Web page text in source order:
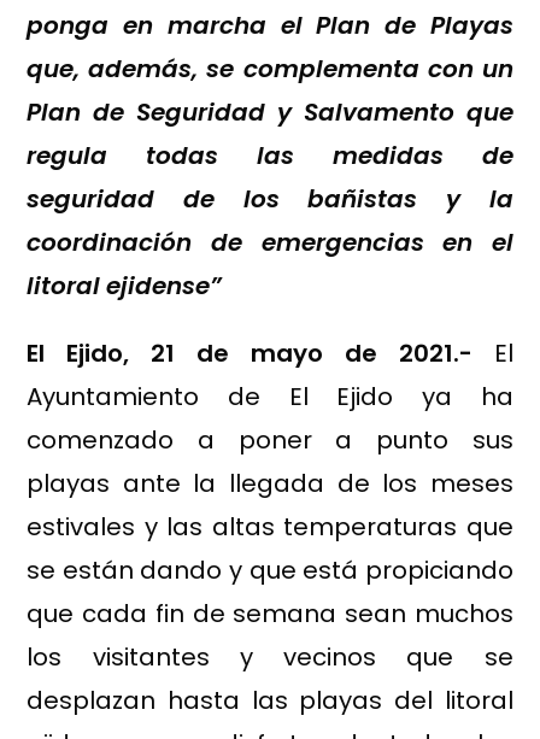
ponga en marcha el Plan de Playas
que, además, se complementa con un
Plan de Seguridad y Salvamento que
regula todas las medidas de
seguridad de los bañistas y la
coordinación de emergencias en el
litoral ejidense”
El Ejido, 21 de mayo de 2021.- El
Ayuntamiento de El Ejido ya ha
comenzado a poner a punto sus
playas ante la llegada de los meses
estivales y las altas temperaturas que
se están dando y que está propiciando
que cada fin de semana sean muchos
los visitantes y vecinos que se
desplazan hasta las playas del litoral